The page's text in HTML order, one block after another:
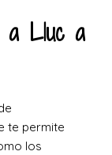
a Lluc a
te permite
los